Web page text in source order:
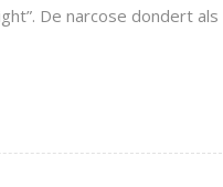
De narcose dondert